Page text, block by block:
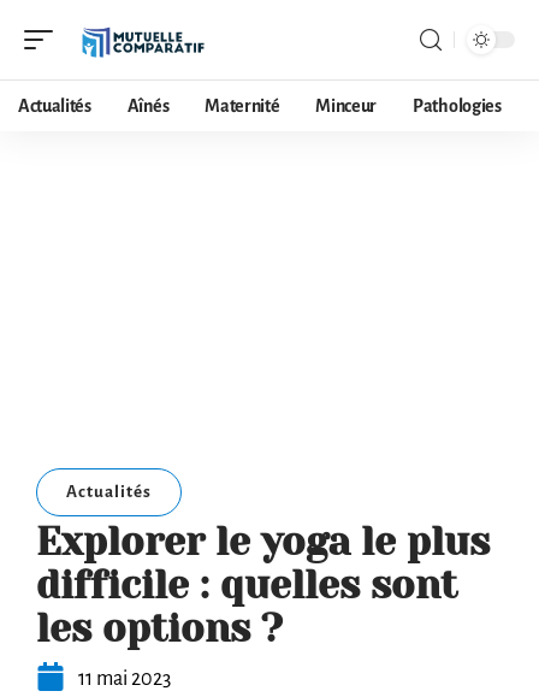
Actualités Aînés Maternité Minceur Pathologies
Actualités
Explorer le yoga le plus
difficile : quelles sont
les options ?
11 mai 2023